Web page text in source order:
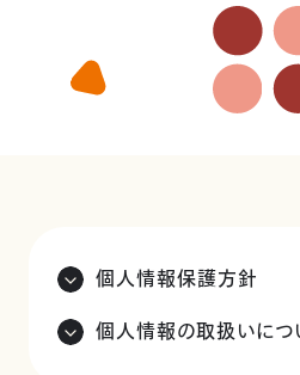
個人情報保護方針
個人情報の取扱いにつ